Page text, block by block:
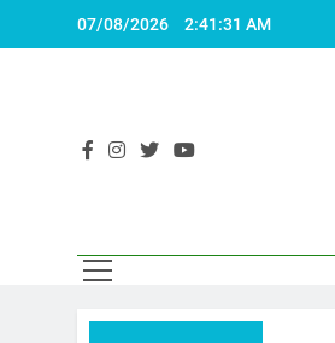
07/08/2026 2:41:32 AM